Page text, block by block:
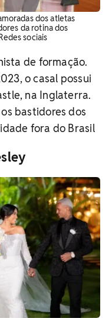
dos atletas
da rotina dos
sociais
de formação.
o casal possui
na Inglaterra.
bastidores dos
fora do Brasil